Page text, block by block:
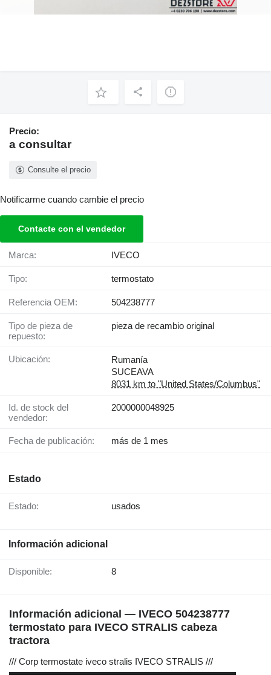
Precio:
a consultar
Consulte el precio
Notificarme cuando cambie el precio
Contacte con el vendedor
Marca: IVECO
Tipo: termostato
Referencia OEM: 504238777
Tipo de pieza de
repuesto:
pieza de recambio original
Ubicación:
Rumanía
SUCEAVA
8031 km to "United States/Columbus"
Id. de stock del
vendedor:
2000000048925
Fecha de publicación: más de 1 mes
Estado
Estado: usados
Información adicional
Disponible: 8
Información adicional — IVECO 504238777
termostato para IVECO STRALIS cabeza
tractora
/// Corp termostate iveco stralis IVECO STRALIS ///
▬▬▬▬▬▬▬▬▬▬▬▬▬▬▬▬▬▬▬▬▬▬▬▬▬